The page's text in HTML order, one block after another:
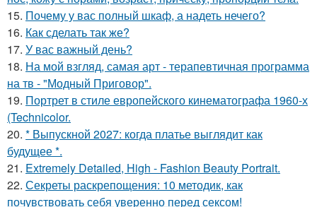
15. Почему у вас полный шкаф, а надеть нечего?
16. Как сделать так же?
17. У вас важный день?
18. На мой взгляд, самая арт - терапевтичная программа
на тв - "Модный Приговор".
19. Портрет в стиле европейского кинематографа 1960-х
(Technicolor.
20. * Выпускной 2027: когда платье выглядит как
будущее *.
21. Extremely Detailed, High - Fashion Beauty Portrait.
22. Секреты раскрепощения: 10 методик, как
почувствовать себя уверенно перед сексом!